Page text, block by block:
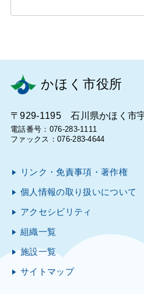
かほく市役所
〒929-1195 石川県かほく市
電話番号：076-283-1111
ファックス：076-283-4644
リンク・免責事項・著作権
個人情報の取り扱いについて
アクセシビリティ
組織一覧
施設一覧
サイトマップ